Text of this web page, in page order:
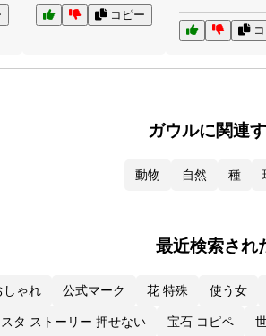
コピー
コ
ガウルに関連
動物 自然 種
最近検索され
しゃれ 公式マーク 花 特殊 使う女
タ ストーリー 押せない 宝石 コピペ